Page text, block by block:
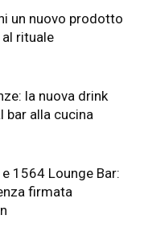
un nuovo prodotto
rituale
la nuova drink
bar alla cucina
1564 Lounge Bar:
firmata